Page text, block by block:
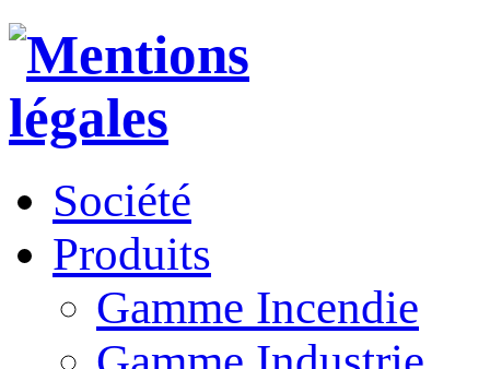
Société
Produits
Gamme Incendie